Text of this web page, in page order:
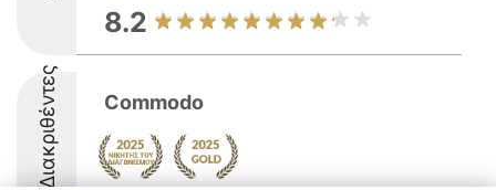
8.2
Διακριθέντες Commodo